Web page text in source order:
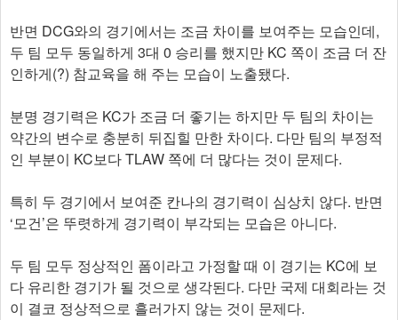
반면 DCG와의 경기에서는 조금 차이를 보여주는 모습인데,
두 팀 모두 동일하게 3대 0 승리를 했지만 KC 쪽이 조금 더 잔
인하게(?) 참교육을 해 주는 모습이 노출됐다.
분명 경기력은 KC가 조금 더 좋기는 하지만 두 팀의 차이는
약간의 변수로 충분히 뒤집힐 만한 차이다. 다만 팀의 부정적
인 부분이 KC보다 TLAW 쪽에 더 많다는 것이 문제다.
특히 두 경기에서 보여준 칸나의 경기력이 심상치 않다. 반면
‘모건’은 뚜렷하게 경기력이 부각되는 모습은 아니다.
두 팀 모두 정상적인 폼이라고 가정할 때 이 경기는 KC에 보
다 유리한 경기가 될 것으로 생각된다. 다만 국제 대회라는 것
이 결코 정상적으로 흘러가지 않는 것이 문제다.